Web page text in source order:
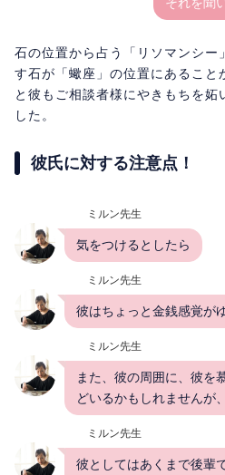
それを聞
石の位置から占う「リソマンシー
す石が「蠍座」の位置にあること
と彼もご相談者様にやきもちを妬
した。
彼氏に対する注意点！
ミルン先生
気をつけるとしたら
ミルン先生
彼はちょっと金銭感覚が
ミルン先生
また、彼の周囲に、彼を
どいるかもしれませんが、
ミルン先生
彼としてはあくまで後輩